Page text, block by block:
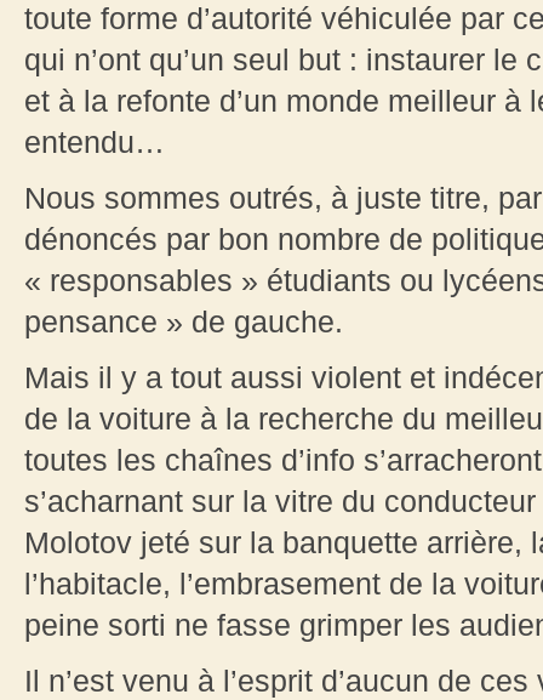
toute forme d’autorité véhiculée par
qui n’ont qu’un seul but : instaurer
et à la refonte d’un monde meilleur
entendu…
Nous sommes outrés, à juste titre,
dénoncés par bon nombre de
« responsables » étudiants ou
pensance » de gauche.
Mais il y a tout aussi violent et
de la voiture à la recherche du
toutes les chaînes d’info
s’acharnant sur la vitre du
Molotov jeté sur la banquette arrière,
l’habitacle, l’embrasement de la
peine sorti ne fasse grimper les
Il n’est venu à l’esprit d’aucun de